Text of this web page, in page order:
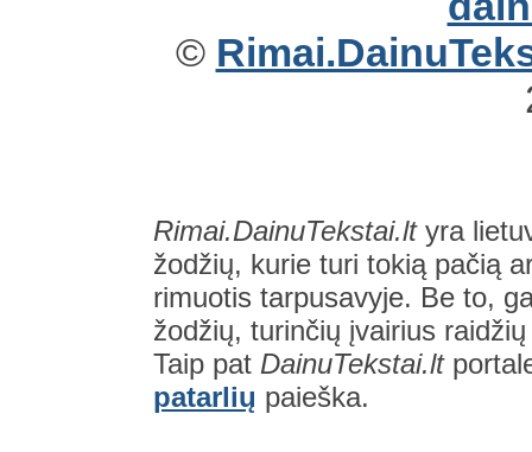
©
Rimai.DainuTekstai.ltyra
žodžių, kurie turi tokią pačią
rimuotis tarpusavyje. Be to,
žodžių, turinčių įvairius
Taip pat DainuTekstai.lt
patarlių paieška.